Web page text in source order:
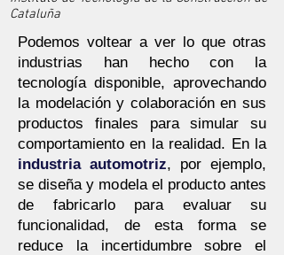
Cataluña
Podemos voltear a ver lo que otras
industrias han hecho con la
tecnología disponible, aprovechando
la modelación y colaboración en sus
productos finales para simular su
comportamiento en la realidad. En la
industria automotriz, por ejemplo,
se diseña y modela el producto antes
de fabricarlo para evaluar su
funcionalidad, de esta forma se
reduce la incertidumbre sobre el